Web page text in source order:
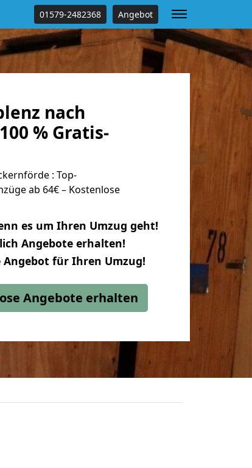
01579-2482368 Angebot
nach
% Gratis-
: Top-
ab 64€ – Kostenlose
es um Ihren Umzug geht!
Angebote erhalten!
Angebot für Ihren Umzug!
Angebote erhalten